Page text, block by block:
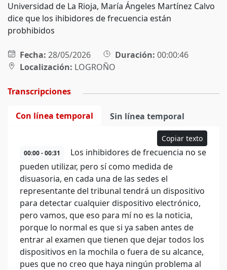
Universidad de La Rioja, María Ángeles Martínez Calvo
dice que los ihibidores de frecuencia están
probhibidos
Fecha: 28/05/2026 Duración: 00:00:46
Localización: LOGROÑO
Transcripciones
Con línea temporal Sin línea temporal
Copiar texto
00:00 - 00:31
Los inhibidores de frecuencia no se
pueden utilizar, pero sí como medida de
disuasoria, en cada una de las sedes el
representante del tribunal tendrá un dispositivo
para detectar cualquier dispositivo electrónico,
pero vamos, que eso para mí no es la noticia,
porque lo normal es que si ya saben antes de
entrar al examen que tienen que dejar todos los
dispositivos en la mochila o fuera de su alcance,
pues que no creo que haya ningún problema al